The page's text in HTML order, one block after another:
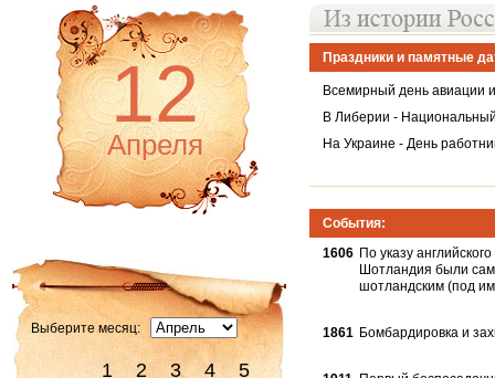
12
Апреля
Выберите месяц:
1 2 3 4
5
Праздники и памятные
Всемирный день авиации
В Либерии -
На Украине - День
События:
1606 По указу
Шотландия были
шотландским (под
1861 Бомбардировка и